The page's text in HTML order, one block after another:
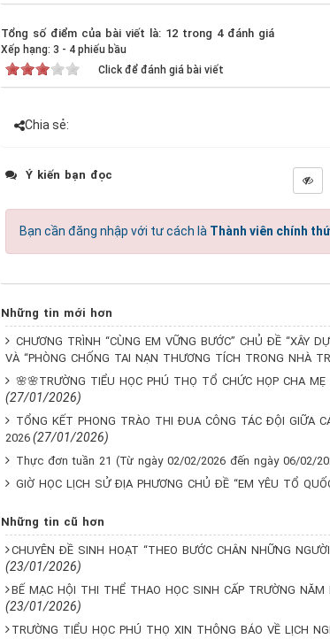
Tổng số điểm của bài viết là: 12 trong 4 đánh giá
Xếp hạng:3 - 4 phiếu bầu
Click để đánh giá bài viết
Chia sẻ:
Ý kiến bạn đọc
Bạn cần đăng nhập với tư cách là Thành viên chính
Những tin mới hơn
CHƯƠNG TRÌNH “CÙNG EM VỮNG BƯỚC” CHỦ ĐỀ “XÂY
VÀ “PHÒNG CHỐNG TAI NẠN THƯƠNG TÍCH TRONG NHÀ
🌸🌸TRƯỜNG TIỂU HỌC PHÚ THỌ TỔ CHỨC HỌP CHA
(27/01/2026)
TỔNG KẾT PHONG TRÀO THI ĐUA CÔNG TÁC ĐỘI GIỮA
2026 (27/01/2026)
Thực đơn tuần 21 (Từ ngày 02/02/2026 đến ngày 06/02/
GIỜ HỌC LỊCH SỬ ĐỊA PHƯƠNG CHỦ ĐỀ “EM YÊU TỔ
Những tin cũ hơn
CHUYÊN ĐỀ SINH HOẠT “THEO BƯỚC CHÂN NHỮNG
(23/01/2026)
BẾ MẠC HỘI THI THỂ THAO HỌC SINH CẤP TRƯỜNG
(23/01/2026)
TRƯỜNG TIỂU HỌC PHÚ THỌ XIN THÔNG BÁO VỀ LỊCH